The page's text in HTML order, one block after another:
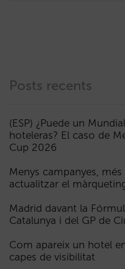
Posts recents
(ESP) ¿Puede un
hoteleras? El caso de
Cup 2026
Menys campanyes,
actualitzar el
Madrid davant la
Catalunya i del GP de
Com apareix un hotel
capes de visibilitat